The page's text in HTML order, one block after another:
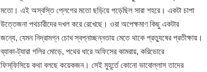
মতো। এই অস্বস্তি প্লেগের মতো ছড়িয়ে পড়েছিল সারা শহরে। একটা চাপা
উত্তেজনা পথচারীদের দখল করে রেখেছে। ওরা অপেক্ষমাণ কিছু একটার
জন্যে, যেমন নিদ্রামগ্ন চোখ স্বপ্নাচ্ছন্নতায় মেতে থাকে প্রত্যুষের প্রতীক্ষায়।
ব্যাকা-ট্যারা গলির মোড়ে, পথের ধারে অফিসের কামরায়, করিডোরে
ফিস্‌ফিসিয়ে কথা বলছে কয়েকজন। সেই মুহূর্তে কোনো ভাবোল্লাস তাদের